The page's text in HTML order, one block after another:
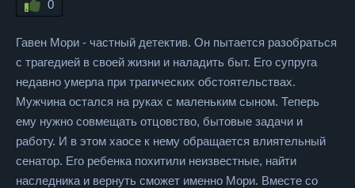
0
Гавен Мори - частный детектив. Он пытается разобраться
с трагедией в своей жизни и наладить быт. Его супруга
недавно умерла при трагических обстоятельствах.
Мужчина остался на руках с маленьким сыном. Теперь
ему нужно совмещать отцовство, бытовые задачи и
работу. И в этом хаосе к нему обращается влиятельный
сенатор. Его ребенка похитили неизвестные, найти
наследника и вернуть сможет именно Мори. Вместе со